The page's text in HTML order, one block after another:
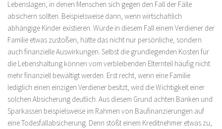
Lebenslagen, in denen Menschen sich gegen den Fall der Fälle
absichern sollten. Beispielsweise dann, wenn wirtschaftlich
abhängige Kinder existieren. Würde in diesem Fall einem Verdiener der
Familie etwas zustoßen, hätte das nicht nur persönliche, sondern
auch finanzielle Auswirkungen. Selbst die grundlegenden Kosten für
die Lebenshaltung können vom verbleibenden Elternteil häufig nicht
mehr finanziell bewältigt werden. Erst recht, wenn eine Familie
lediglich einen einzigen Verdiener besitzt, wird die Wichtigkeit einer
solchen Absicherung deutlich. Aus diesem Grund achten Banken und
Sparkassen beispielsweise im Rahmen von Baufinanzierungen auf
eine Todesfallabsicherung. Denn stößt einem Kreditnehmer etwas zu,